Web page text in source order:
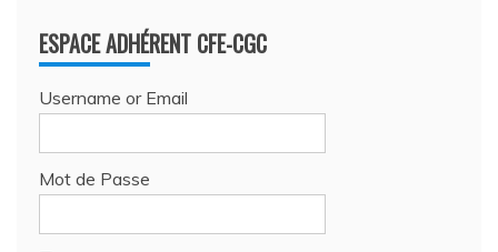
ESPACE ADHÉRENT CFE-CGC
Username or Email
Mot de Passe